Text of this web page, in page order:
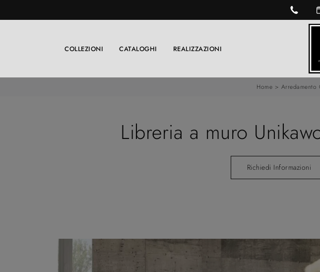
COLLEZIONI CATALOGHI REALIZZAZIONI
Home > Arredamento
Libreria a muro
Richiedi Informazioni